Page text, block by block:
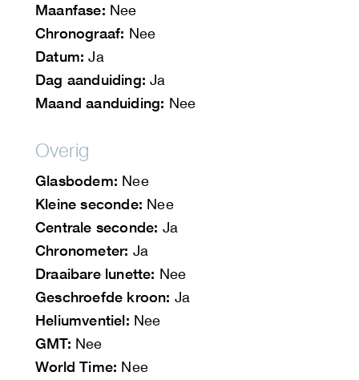
Maanfase: Nee
Chronograaf: Nee
Datum: Ja
Dag aanduiding: Ja
Maand aanduiding: Nee
Overig
Glasbodem: Nee
Kleine seconde: Nee
Centrale seconde: Ja
Chronometer: Ja
Draaibare lunette: Nee
Geschroefde kroon: Ja
Heliumventiel: Nee
GMT: Nee
World Time: Nee